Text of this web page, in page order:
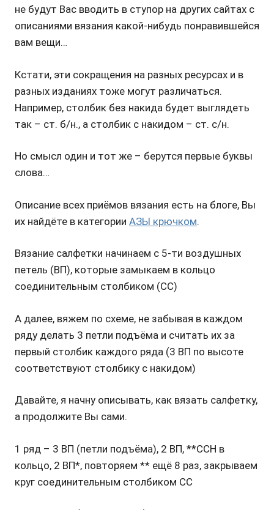
не будут Вас вводить в ступор на других сайтах с
описаниями вязания какой-нибудь понравившейся
вам вещи…
Кстати, эти сокращения на разных ресурсах и в
разных изданиях тоже могут различаться.
Например, столбик без накида будет выглядеть
так – ст. б/н., а столбик с накидом – ст. с/н.
Но смысл один и тот же – берутся первые буквы
слова…
Описание всех приёмов вязания есть на блоге, Вы
их найдёте в категории АЗЫ крючком.
Вязание салфетки начинаем с 5-ти воздушных
петель (ВП), которые замыкаем в кольцо
соединительным столбиком (СС)
А далее, вяжем по схеме, не забывая в каждом
ряду делать 3 петли подъёма и считать их за
первый столбик каждого ряда (3 ВП по высоте
соответствуют столбику с накидом)
Давайте, я начну описывать, как вязать салфетку,
а продолжите Вы сами.
1 ряд – 3 ВП (петли подъёма), 2 ВП, **ССН в
кольцо, 2 ВП*, повторяем ** ещё 8 раз, закрываем
круг соединительным столбиком СС